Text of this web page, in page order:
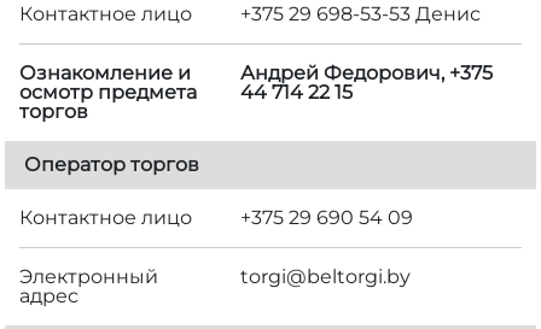
Контактное лицо +375 29 698-53-53 Денис
Ознакомление и
осмотр предмета
торгов
Андрей Федорович, +375
44 714 22 15
Оператор торгов
Контактное лицо +375 29 690 54 09
Электронный
адрес
torgi@beltorgi.by